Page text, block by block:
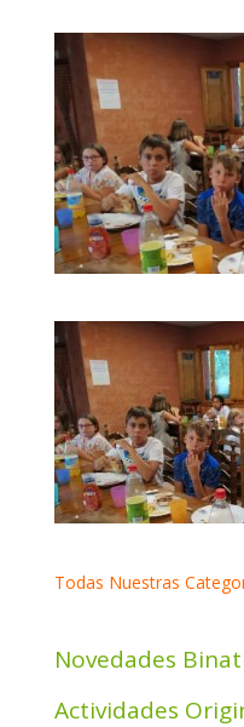
Todas Nuestras
Novedades
Actividades